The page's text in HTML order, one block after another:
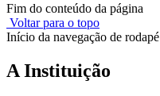
Fim do conteúdo da página
Voltar para o topo
Início da navegação de rodapé
A Instituição